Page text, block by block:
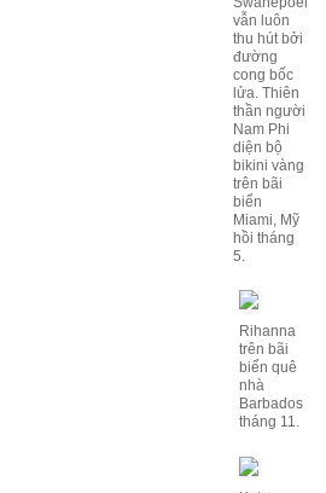
vẫn luôn
thu hút bởi
đường
cong bốc
lửa. Thiên
thần người
Nam Phi
diện bộ
bikini vàng
trên bãi
biển
Miami, Mỹ
hồi tháng
5.
Rihanna
trên bãi
biển quê
nhà
Barbados
tháng 11.